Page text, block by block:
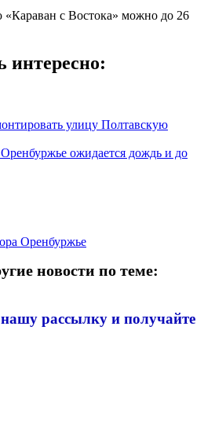
с Востока» можно до 26
интересно:
улицу Полтавскую
ожидается дождь и до
Оренбуржье
новости по теме:
рассылку и получайте